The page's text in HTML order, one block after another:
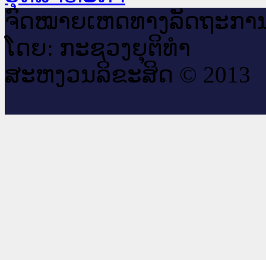
ຈົດ​ໝາຍ​ເຫດ​ທາງ​ລັດ​ຖະ​ກາ
ໂດຍ: ກະ​ຊວງຍຸ​ຕິ​ທຳ
ສະ​ຫງວນ​ລິ​ຂະ​ສິດ © 2013